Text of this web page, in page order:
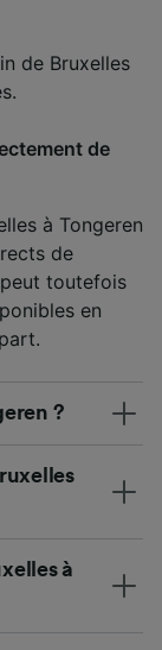
de Bruxelles
de
à Tongeren
de
toutefois
en
?
à